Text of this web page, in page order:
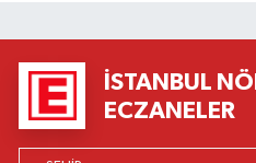
İSTANBUL
ECZANELER